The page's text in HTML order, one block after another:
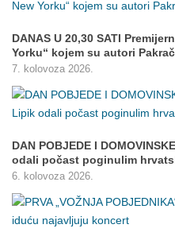
DANAS U 20,30 SATI
Yorku“ kojem su autori
7. kolovoza 2026.
DAN POBJEDE I
odali počast poginulim
6. kolovoza 2026.